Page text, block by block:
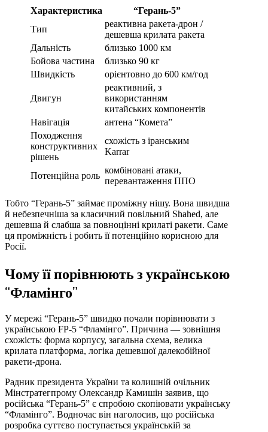
Характеристика
“Герань-5”
Тип
реактивна ракета-дрон /
дешевша крилата ракета
Дальність
близько 1000 км
Бойова частина
близько 90 кг
Швидкість
орієнтовно до 600 км/год
Двигун
реактивний, з
використанням
китайських компонентів
Навігація
антена “Комета”
Походження
конструктивних
рішень
схожість з іранським
Karrar
Потенційна роль
комбіновані атаки,
перевантаження ППО
Тобто “Герань-5” займає проміжну нішу. Вона швидша
й небезпечніша за класичний повільний Shahed, але
дешевша й слабша за повноцінні крилаті ракети. Саме
ця проміжність і робить її потенційно корисною для
Росії.
Чому її порівнюють з українською
“Фламінго”
У мережі “Герань-5” швидко почали порівнювати з
українською FP-5 “Фламінго”. Причина — зовнішня
схожість: форма корпусу, загальна схема, велика
крилата платформа, логіка дешевшої далекобійної
ракети-дрона.
Радник президента України та колишній очільник
Мінстратегпрому Олександр Камишін заявив, що
російська “Герань-5” є спробою скопіювати українську
“Фламінго”. Водночас він наголосив, що російська
розробка суттєво поступається українській за